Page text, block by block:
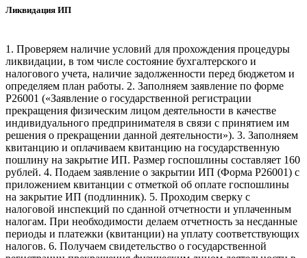
Ликвидация ИП
1. Проверяем наличие условий для прохождения процедуры
ликвидации, в том числе состояние бухгалтерского и
налогового учета, наличие задолженности перед бюджетом и
определяем план работы. 2. Заполняем заявление по форме
Р26001 («Заявление о государственной регистрации
прекращения физическим лицом деятельности в качестве
индивидуального предпринимателя в связи с принятием им
решения о прекращении данной деятельности»). 3. Заполняем
квитанцию и оплачиваем квитанцию на государственную
пошлину на закрытие ИП. Размер госпошлины составляет 160
рублей. 4. Подаем заявление о закрытии ИП (Форма Р26001) с
приложением квитанции с отметкой об оплате госпошлины
на закрытие ИП (подлинник). 5. Проходим сверку с
налоговой инспекций по сданной отчетности и уплаченным
налогам. При необходимости делаем отчетность за несданные
периоды и платежки (квитанции) на уплату соответствующих
налогов. 6. Получаем свидетельство о государственной